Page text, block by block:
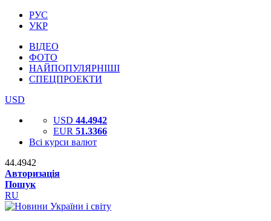
РУС
УКР
ВІДЕО
ФОТО
НАЙПОПУЛЯРНІШІ
СПЕЦПРОЕКТИ
USD
USD 44.4942
EUR 51.3366
Всі курси валют
44.4942
Авторизація
Пошук
RU